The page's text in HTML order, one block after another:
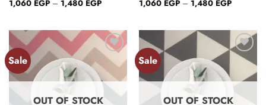
1,060 EGP – 1,480 EGP
1,480 EGP
1,060 EGP – 1,480 EGP
1,480
Sale
Add to
wishlist
OUT OF STOCK
Sale
Add to
OUT OF STOCK